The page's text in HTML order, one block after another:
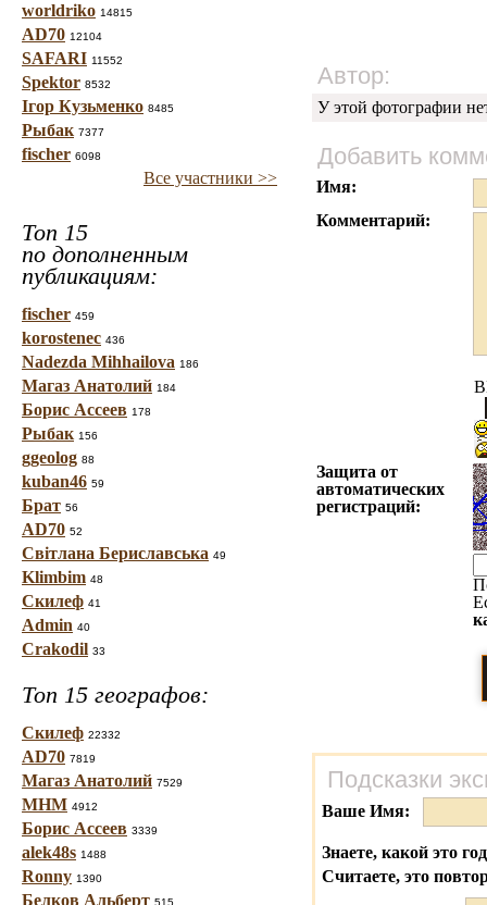
worldriko 14815
AD70 12104
SAFARI 11552
Spektor 8532
Ігор Кузьменко 8485
Рыбак 7377
fischer 6098
Все участники >>
Топ 15
по дополненным
публикациям:
fischer 459
korostenec 436
Nadezda Mihhailova 186
Магаз Анатолий 184
Борис Ассеев 178
Рыбак 156
ggeolog 88
kuban46 59
Брат 56
AD70 52
Світлана Бериславська 49
Klimbim 48
Скилеф 41
Admin 40
Crakodil 33
Топ 15 географов:
Скилеф 22332
AD70 7819
Магаз Анатолий 7529
МНМ 4912
Борис Ассеев 3339
alek48s 1488
Ronny 1390
Белков Альберт 515
Автор:
У этой фотографии
Добавить
Имя:
Комментарий:
Защита от
автоматических
регистраций:
Подсказки
Ваше Имя:
Знаете, какой это
Считаете, это